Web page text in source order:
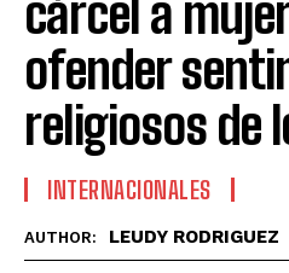
cárcel a
ofender
religiosos de
INTERNACIONALES
AUTHOR: LEUDY RODRIGUEZ